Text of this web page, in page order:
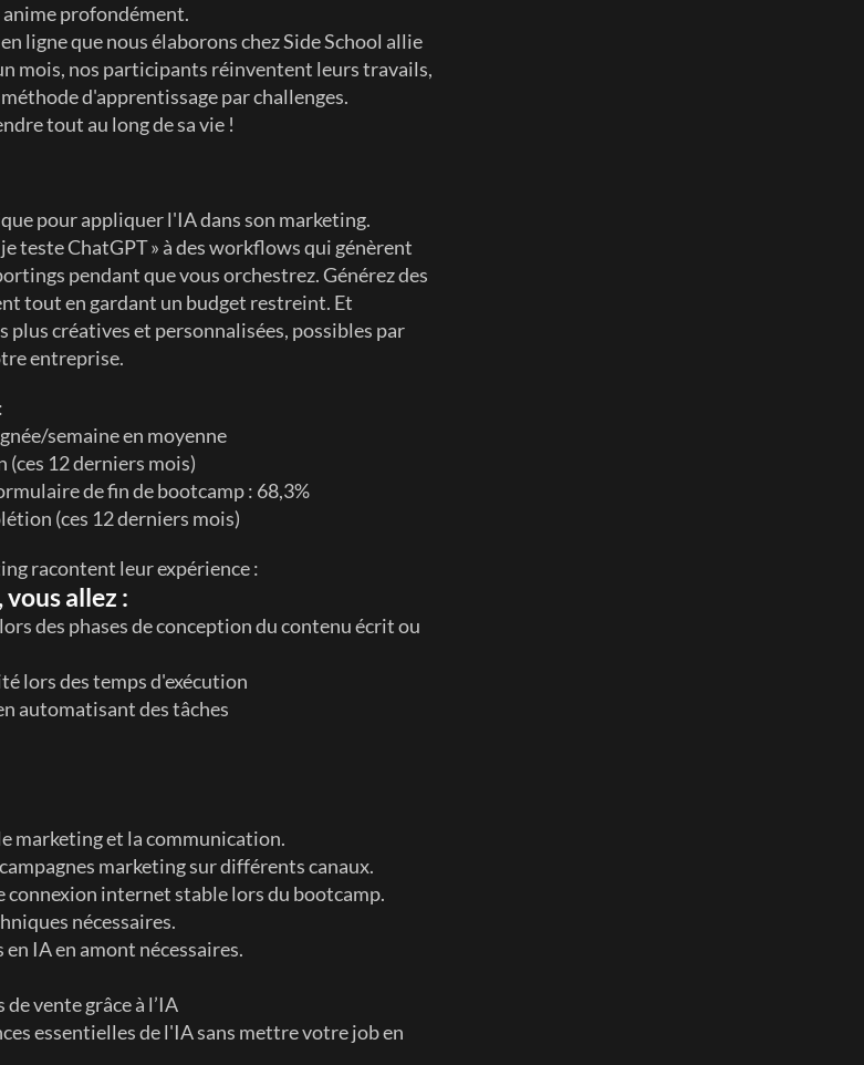
profondément.
ligne que nous élaborons chez Side School allie
mois, nos participants réinventent leurs travails,
d'apprentissage par challenges.
tout au long de sa vie !
pour appliquer l'IA dans son marketing.
je teste ChatGPT » à des workflows qui génèrent
pendant que vous orchestrez. Générez des
tout en gardant un budget restreint. Et
plus créatives et personnalisées, possibles par
entreprise.
semaine en moyenne
12 derniers mois)
de fin de bootcamp : 68,3%
(ces 12 derniers mois)
racontent leur expérience :
allez :
des phases de conception du contenu écrit ou
lors des temps d'exécution
automatisant des tâches
marketing et la communication.
marketing sur différents canaux.
connexion internet stable lors du bootcamp.
nécessaires.
en IA en amont nécessaires.
vente grâce à l’IA